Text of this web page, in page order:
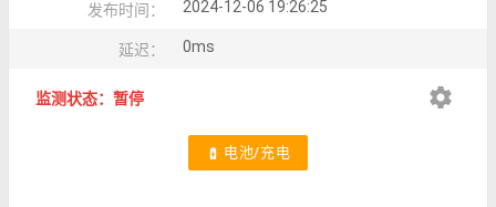
发布时间： 2024-12-06 19:26:25
延迟： 0ms
监测状态：暂停 settings
battery_charging_full 电池/充电